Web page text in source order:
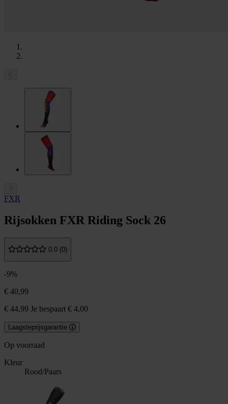
FXR
Rijsokken FXR Riding Sock 26
0.0 (0)
-9%
€ 40,99
€ 44,99 Je bespaart € 4,00
Laagsteprijsgarantie
Op voorraad
Kleur
Rood/Paars